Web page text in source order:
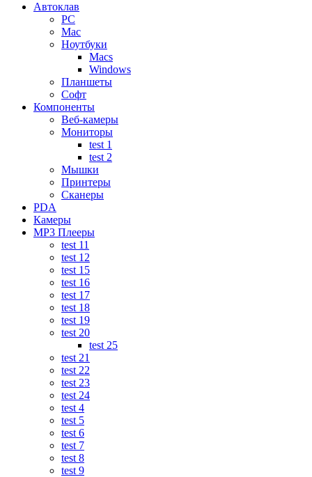
Автоклав
PC
Mac
Ноутбуки
Macs
Windows
Планшеты
Софт
Компоненты
Веб-камеры
Мониторы
test 1
test 2
Мышки
Принтеры
Сканеры
PDA
Камеры
MP3 Плееры
test 11
test 12
test 15
test 16
test 17
test 18
test 19
test 20
test 25
test 21
test 22
test 23
test 24
test 4
test 5
test 6
test 7
test 8
test 9